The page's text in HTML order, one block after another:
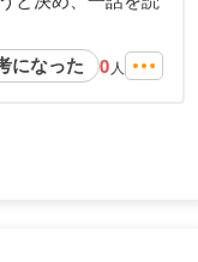
になった 0 人